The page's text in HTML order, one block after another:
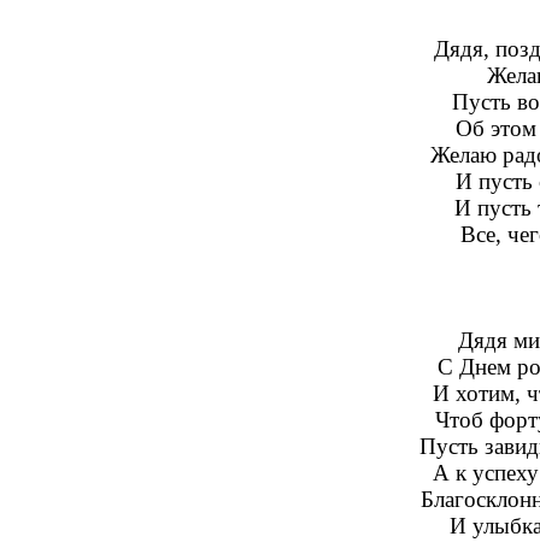
Дядя,
Пусть
Об этом
Желаю
И пусть
И пусть
Все,
Дядя
С Днем
И хотим,
Чтоб
Пусть
А к
И